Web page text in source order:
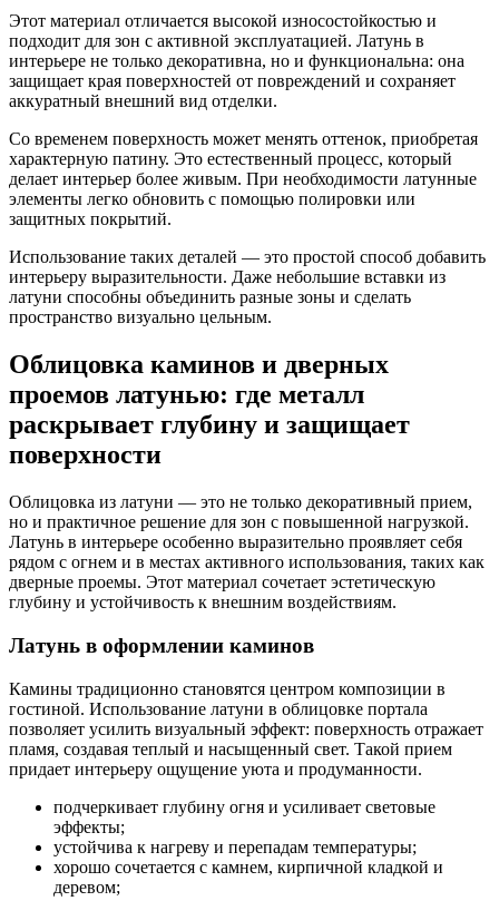
Этот материал отличается высокой износостойкостью и
подходит для зон с активной эксплуатацией. Латунь в
интерьере не только декоративна, но и функциональна: она
защищает края поверхностей от повреждений и сохраняет
аккуратный внешний вид отделки.
Со временем поверхность может менять оттенок, приобретая
характерную патину. Это естественный процесс, который
делает интерьер более живым. При необходимости латунные
элементы легко обновить с помощью полировки или
защитных покрытий.
Использование таких деталей — это простой способ добавить
интерьеру выразительности. Даже небольшие вставки из
латуни способны объединить разные зоны и сделать
пространство визуально цельным.
Облицовка каминов и дверных
проемов латунью: где металл
раскрывает глубину и защищает
поверхности
Облицовка из латуни — это не только декоративный прием,
но и практичное решение для зон с повышенной нагрузкой.
Латунь в интерьере особенно выразительно проявляет себя
рядом с огнем и в местах активного использования, таких как
дверные проемы. Этот материал сочетает эстетическую
глубину и устойчивость к внешним воздействиям.
Латунь в оформлении каминов
Камины традиционно становятся центром композиции в
гостиной. Использование латуни в облицовке портала
позволяет усилить визуальный эффект: поверхность отражает
пламя, создавая теплый и насыщенный свет. Такой прием
придает интерьеру ощущение уюта и продуманности.
подчеркивает глубину огня и усиливает световые
эффекты;
устойчива к нагреву и перепадам температуры;
хорошо сочетается с камнем, кирпичной кладкой и
деревом;